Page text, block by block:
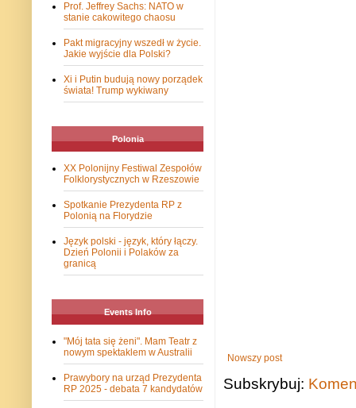
Nowszy post
Subskrybuj:
Prof. Jeffrey Sachs: NATO w
stanie cakowitego chaosu
Pakt migracyjny wszedł w życie.
Jakie wyjście dla Polski?
Xi i Putin budują nowy porządek
świata! Trump wykiwany
Polonia
XX Polonijny Festiwal Zespołów
Folklorystycznych w Rzeszowie
Spotkanie Prezydenta RP z
Polonią na Florydzie
Język polski - język, który łączy.
Dzień Polonii i Polaków za
granicą
Events Info
"Mój tata się żeni". Mam Teatr z
nowym spektaklem w Australii
Prawybory na urząd Prezydenta
RP 2025 - debata 7 kandydatów